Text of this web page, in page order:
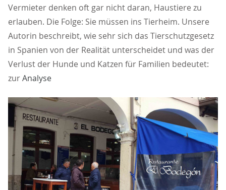
Vermieter denken oft gar nicht daran, Haustiere zu
erlauben. Die Folge: Sie müssen ins Tierheim. Unsere
Autorin beschreibt, wie sehr sich das Tierschutzgesetz
in Spanien von der Realität unterscheidet und was der
Verlust der Hunde und Katzen für Familien bedeutet:
zurAnalyse